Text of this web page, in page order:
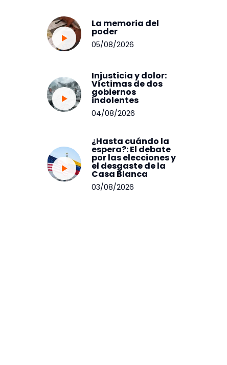
La memoria del
poder
05/08/2026
Injusticia y dolor:
Víctimas de dos
gobiernos
indolentes
04/08/2026
¿Hasta cuándo la
espera?: El debate
por las elecciones y
el desgaste de la
Casa Blanca
03/08/2026